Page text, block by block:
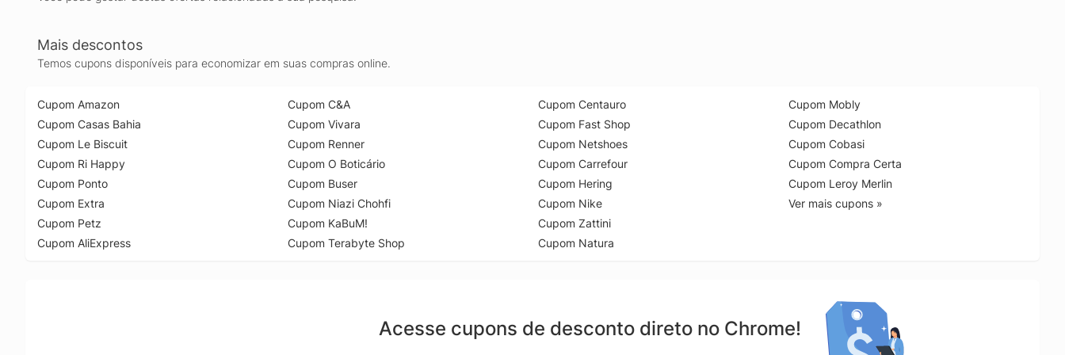
Mais descontos
Temos cupons disponíveis para economizar em suas compras online.
Cupom Amazon
Cupom Casas Bahia
Cupom Le Biscuit
Cupom Ri Happy
Cupom Ponto
Cupom Extra
Cupom Petz
Cupom AliExpress
Cupom C&A
Cupom Vivara
Cupom Renner
Cupom O Boticário
Cupom Buser
Cupom Niazi Chohfi
Cupom KaBuM!
Cupom Terabyte Shop
Cupom Centauro
Cupom Fast Shop
Cupom Netshoes
Cupom Carrefour
Cupom Hering
Cupom Nike
Cupom Zattini
Cupom Natura
Cupom Mobly
Cupom Decathlon
Cupom Cobasi
Cupom Compra Certa
Cupom Leroy Merlin
Ver mais cupons »
Acesse cupons de desconto direto no Chrome!